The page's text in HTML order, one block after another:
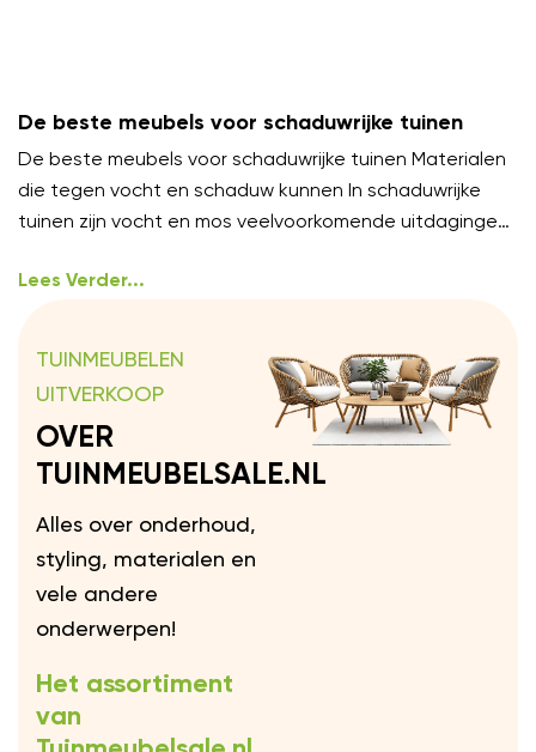
De beste meubels voor schaduwrijke tuinen
De beste meubels voor schaduwrijke tuinen Materialen
die tegen vocht en schaduw kunnen In schaduwrijke
tuinen zijn vocht en mos veelvoorkomende uitdagingen.
Lees Verder...
TUINMEUBELEN
UITVERKOOP
OVER
TUINMEUBELSALE.NL
Alles over onderhoud,
styling, materialen en
vele andere
onderwerpen!
Het assortiment
van